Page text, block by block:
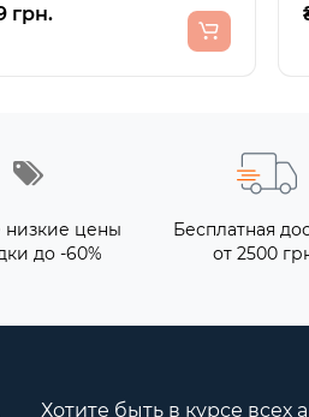
грн.
цены
до -60%
Бесплатная
от 2500
Хотите быть в курсе всех